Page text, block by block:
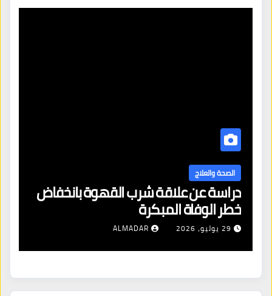
الصحة والعلاج
دراسة عن علاقة شرب القهوة بانخفاض
خطر الوفاة المبكرة
29 يوليو، 2026 ALMADAR